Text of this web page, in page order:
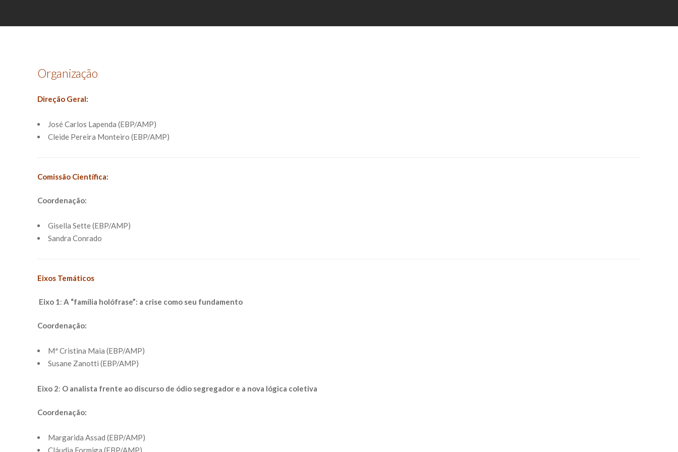
Organização
Direção Geral:
José Carlos Lapenda (EBP/AMP)
Cleide Pereira Monteiro (EBP/AMP)
Comissão Científica:
Coordenação:
Gisella Sette (EBP/AMP)
Sandra Conrado
Eixos Temáticos
Eixo 1: A “família holófrase”: a crise como seu fundamento
Coordenação:
Mª Cristina Maia (EBP/AMP)
Susane Zanotti (EBP/AMP)
Eixo 2: O analista frente ao discurso de ódio segregador e a nova lógica coletiva
Coordenação:
Margarida Assad (EBP/AMP)
Cláudia Formiga (EBP/AMP)